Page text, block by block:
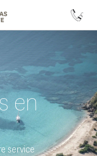
en
service